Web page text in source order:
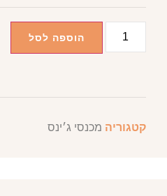
הוספה לסל
קטגוריה מכנסי ג׳ינס